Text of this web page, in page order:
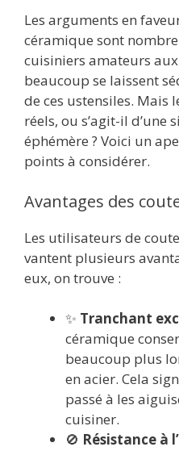
Les arguments en
céramique sont
cuisiniers amateurs
beaucoup se laissent
de ces ustensiles. Mais
réels, ou s’agit-il d’une
éphémère ? Voici un
points à considérer.
Avantages des
Les utilisateurs de
vantent plusieurs
eux, on trouve :
✨ Tranchant
céramique
beaucoup plus
en acier. Cela
passé à les
cuisiner.
🚫 Résistance à